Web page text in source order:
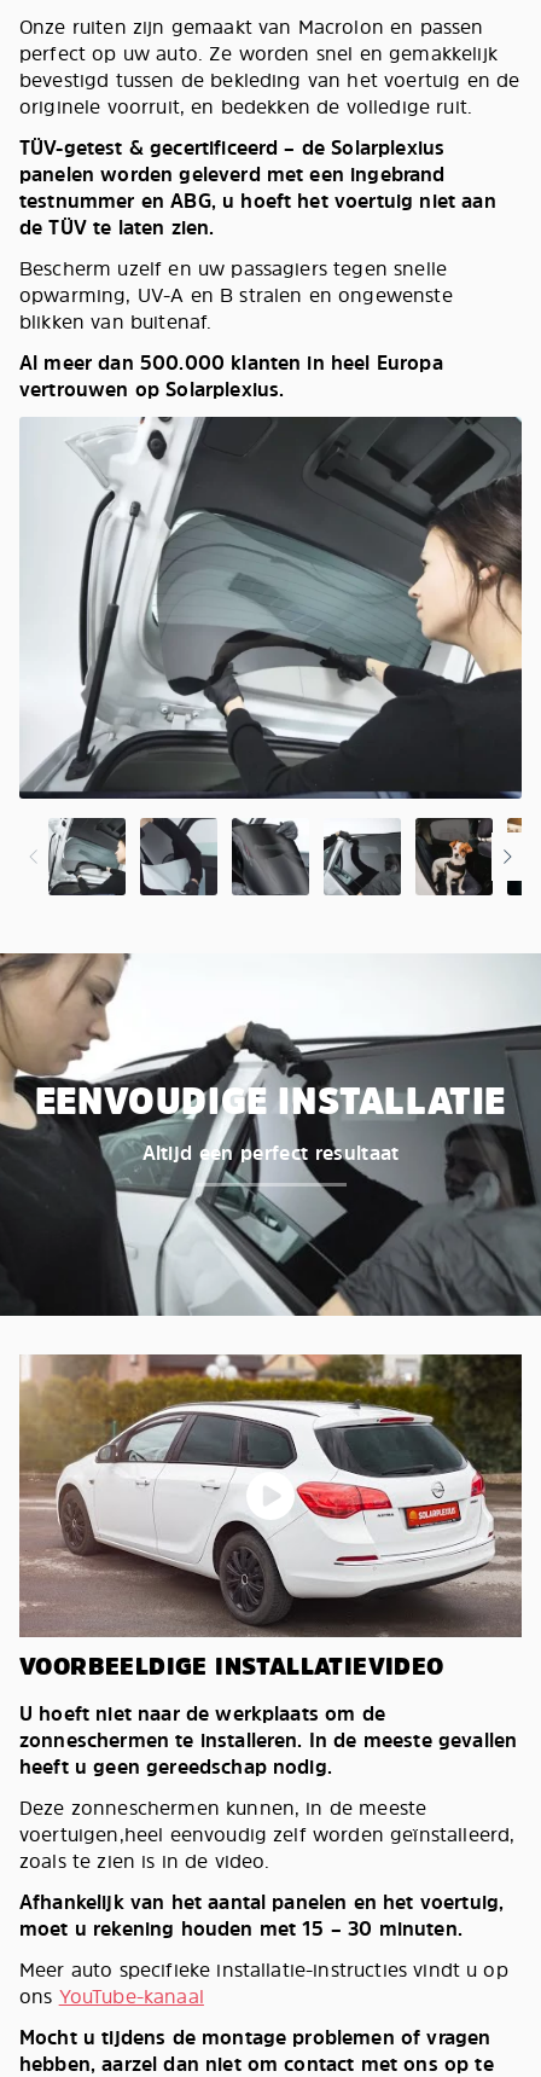
Onze ruiten zijn gemaakt van Macrolon en passen
perfect op uw auto. Ze worden snel en gemakkelijk
bevestigd tussen de bekleding van het voertuig en de
originele voorruit, en bedekken de volledige ruit.
TÜV-getest & gecertificeerd – de Solarplexius
panelen worden geleverd met een ingebrand
testnummer en ABG, u hoeft het voertuig niet aan
de TÜV te laten zien.
Bescherm uzelf en uw passagiers tegen snelle
opwarming, UV-A en B stralen en ongewenste
blikken van buitenaf.
Al meer dan 500.000 klanten in heel Europa
vertrouwen op Solarplexius.
EENVOUDIGE INSTALLATIE
Altijd een perfect resultaat
VOORBEELDIGE INSTALLATIEVIDEO
U hoeft niet naar de werkplaats om de
zonneschermen te installeren. In de meeste gevallen
heeft u geen gereedschap nodig.
Deze zonneschermen kunnen, in de meeste
voertuigen,heel eenvoudig zelf worden geïnstalleerd,
zoals te zien is in de video.
Afhankelijk van het aantal panelen en het voertuig,
moet u rekening houden met 15 – 30 minuten.
Meer auto specifieke installatie-instructies vindt u op
ons YouTube-kanaal
Mocht u tijdens de montage problemen of vragen
hebben, aarzel dan niet om contact met ons op te